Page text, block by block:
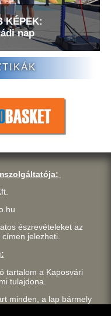
KÉPEK:
nap
észrevételeket az
jelezheti.
tartalom a Kaposvári
tulajdona.
minden, a lap bármely